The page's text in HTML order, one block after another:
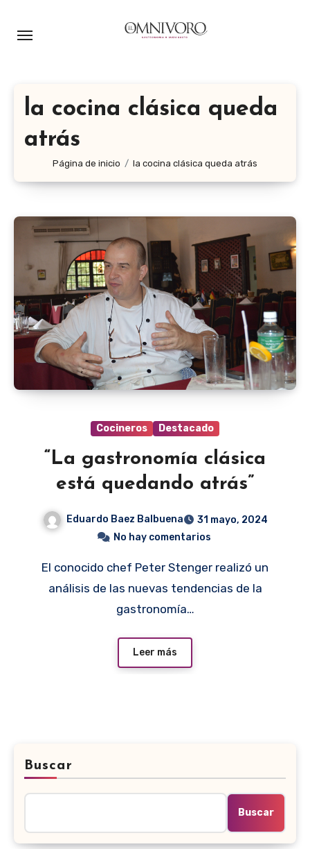
la cocina clásica queda
atrás
Página de inicio la cocina clásica queda atrás
Cocineros Destacado
“La gastronomía clásica
está quedando atrás”
Eduardo Baez Balbuena
31 mayo, 2024
No hay comentarios
El conocido chef Peter Stenger realizó un
análisis de las nuevas tendencias de la
gastronomía…
Leer más
Buscar
Buscar